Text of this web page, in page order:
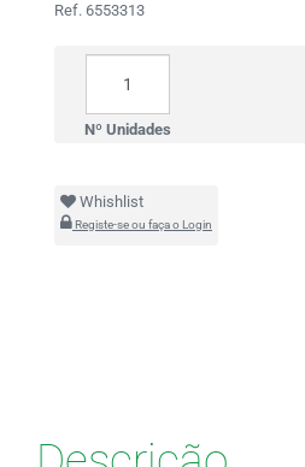
Ref. 6553313
Nº Unidades
Whishlist
Registe-se ou faça o Login